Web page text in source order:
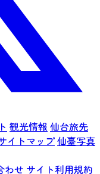
観光情報 仙台旅先
イトマップ仙臺写真
わせ サイト利用規約